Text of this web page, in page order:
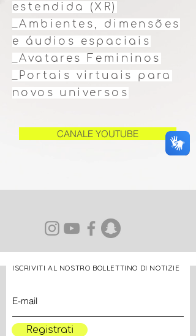
estendida (XR)
_Ambientes, dimensões
e áudios espaciais
_Avatares Femininos
_Portais virtuais para
novos universos
CANALE YOUTUBE
ISCRIVITI AL NOSTRO BOLLETTINO DI NOTIZIE
Registrati